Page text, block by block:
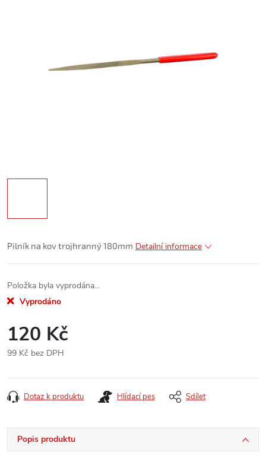
Pilník na kov trojhranný 180mm Detailní informace
Položka byla vyprodána…
Vyprodáno
120 Kč
99 Kč bez DPH
cena:
Dotaz k produktu Hlídací pes Sdílet
Popis produktu